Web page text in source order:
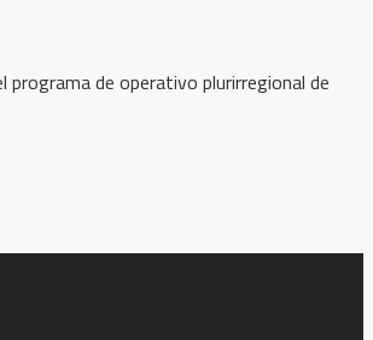
programa de operativo plurirregional de